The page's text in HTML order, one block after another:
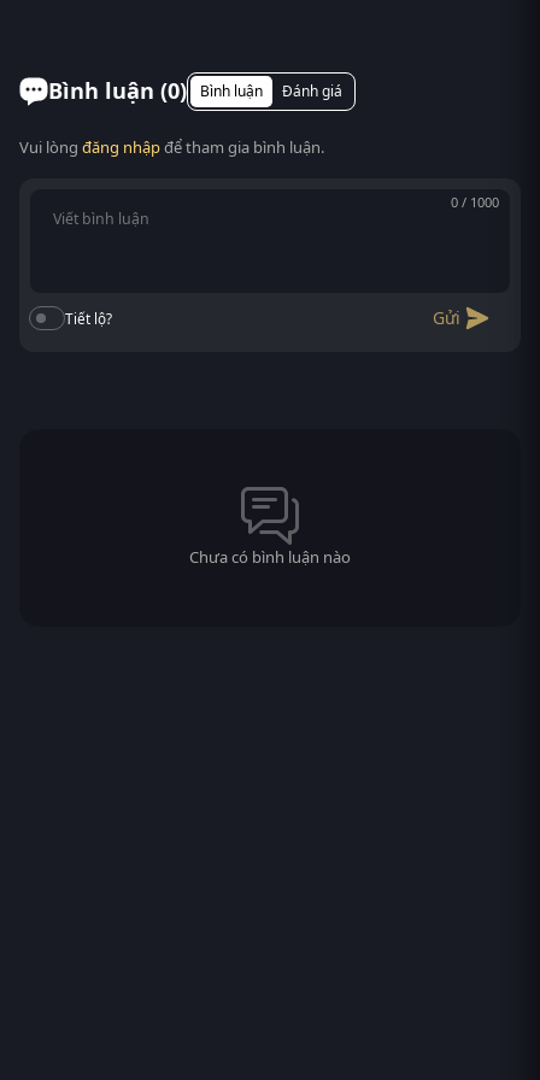
Smart TV. Truy cập phimvn2y.com là xem được,
không cần cài app.
Bình luận (0) Bình luận Đánh giá
Vui lòng đăng nhậpđể tham gia bình luận.
0 / 1000
Tiết lộ? Gửi
Chưa có bình luận nào